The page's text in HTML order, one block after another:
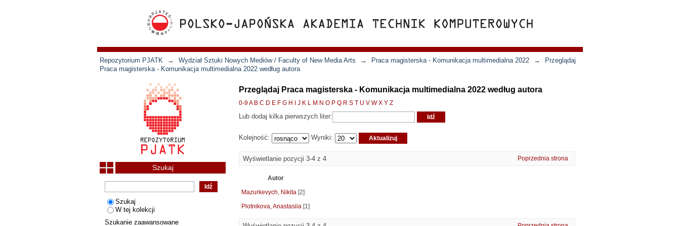
Repozytorium PJATK → Wydział Sztuki Nowych Mediów / Faculty of New Media Arts → Praca magisterska - Komunikacja multimedialna 2022 →
Przeglądaj
Praca magisterska - Komunikacja multimedialna 2022 według autora
Przeglądaj Praca magisterska - Komunikacja multimedialna 2022 według autora
0-9A B C D E F G H J K L M N O P Q R S T U V W X Y Z
Lub dodaj kilka pierwszych liter:
Kolejność: Wyniki:
Wyświetlanie pozycji 3-4 z 4 Poprzednia strona
Autor
Mazurkevych, Nikita [2]
Plotnikova, Anastasiia [1]
Szukaj
Szukaj
W tej kolekcji
Szukanie zaawansowane